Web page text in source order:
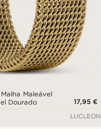
Maleável
Dourado
17,95 €
LUCLEON